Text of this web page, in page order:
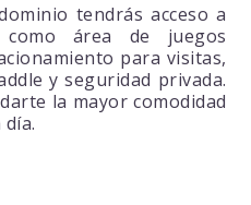
tendrás acceso a
como área de juegos
para visitas,
y seguridad privada.
la mayor comodidad